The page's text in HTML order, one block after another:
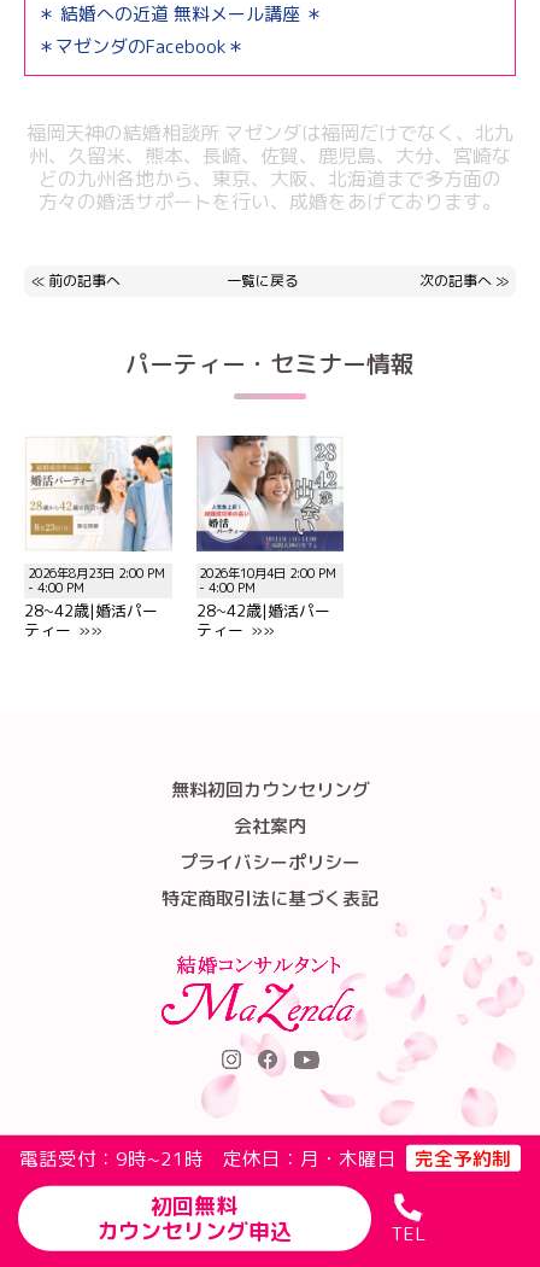
＊ 結婚への近道 無料メール講座 ＊
＊マゼンダのFacebook＊
福岡天神の結婚相談所 マゼンダは福岡だけでなく、北九
州、久留米、熊本、 長崎、佐賀、鹿児島、大分、宮崎な
どの九州各地から、東京、大阪、北海道まで多方面の
方々の婚活サポートを行い、成婚をあげております。
≪ 前の記事へ 一覧に戻る 次の記事へ ≫
パーティー・セミナー情報
2026年8月23日 2:00 PM
- 4:00 PM
28~42歳|婚活パー
ティー »»
2026年10月4日 2:00 PM
- 4:00 PM
28~42歳|婚活パー
ティー »»
無料初回カウンセリング
会社案内
プライバシーポリシー
特定商取引法に基づく表記
電話受付：9時~21時 定休日：月・木曜日 完全予約制
初回無料
カウンセリング申込
TEL